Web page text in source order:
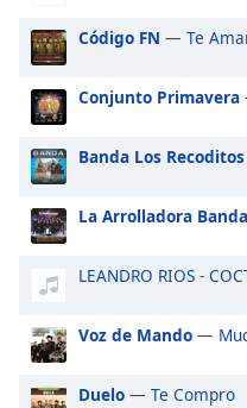
modal
window.
Beginning
dialog
window.
Escape
cancel
and
Código FN — Te
Conjunto Primavera
Banda Los Recoditos
La Arrolladora
LEANDRO RIOS -
Voz de Mando —
Duelo — Te Compro